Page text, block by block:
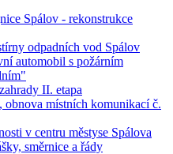
Spálov - rekonstrukce
odpadních vod Spálov
automobil s požárním
II. etapa
obnova místních komunikací č.
v centru městyse Spálova
směrnice a řády